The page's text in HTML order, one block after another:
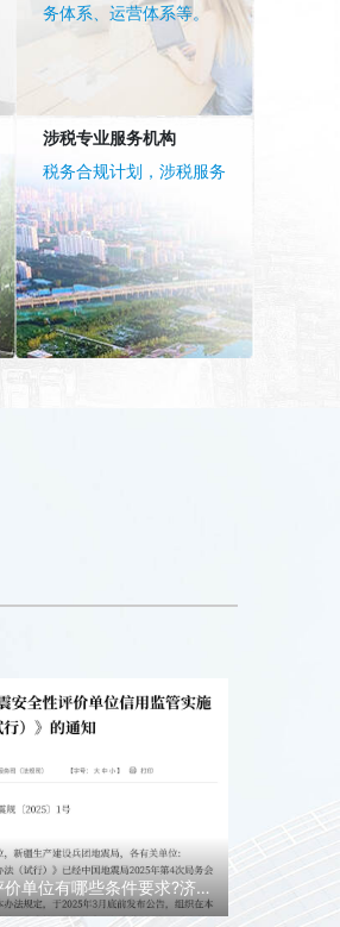
务体系、运营体系等。
涉税专业服务机构
税务合规计划，涉税服务
在济宁申请地震安全性评价单位有哪些条件要求?济宁地震安全性评价单位申请代办!